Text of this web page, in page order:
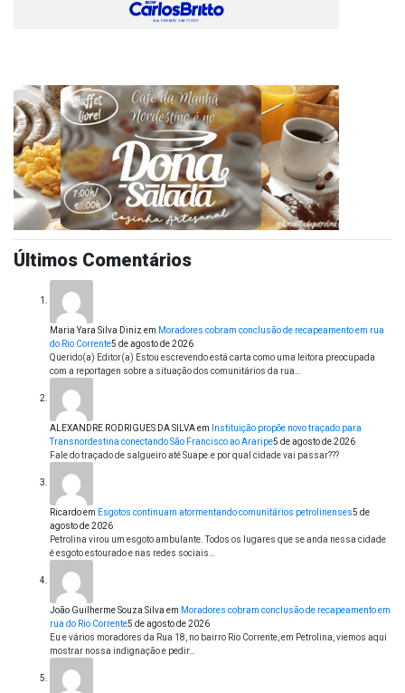
Últimos Comentários
Maria Yara Silva Diniz em Moradores cobram conclusão de recapeamento em rua
do Rio Corrente5 de agosto de 2026
Querido(a) Editor(a) Estou escrevendo está carta como uma leitora preocupada
com a reportagen sobre a situação dos comunitários da rua…
ALEXANDRE RODRIGUES DA SILVAem
Instituição propõe novo traçado para
Transnordestina conectando São Francisco ao Araripe5 de agosto de 2026
Fale do traçado de salgueiro até Suape.e por qual cidade vai passar???
Ricardoem Esgotos continuam atormentando comunitários petrolinenses5 de
agosto de 2026
Petrolina virou um esgoto ambulante. Todos os lugares que se anda nessa cidade
é esgoto estourado e nas redes sociais…
João Guilherme Souza Silva em Moradores cobram conclusão de recapeamento em
rua do Rio Corrente5 de agosto de 2026
Eu e vários moradores da Rua 18, no bairro Rio Corrente, em Petrolina, viemos aqui
mostrar nossa indignação e pedir…